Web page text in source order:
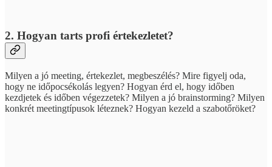
2. Hogyan tarts profi értekezletet?
Milyen a jó meeting, értekezlet, megbeszélés? Mire figyelj oda,
hogy ne időpocsékolás legyen? Hogyan érd el, hogy időben
kezdjetek és időben végezzetek? Milyen a jó brainstorming? Milyen
konkrét meetingtípusok léteznek? Hogyan kezeld a szabotőröket?